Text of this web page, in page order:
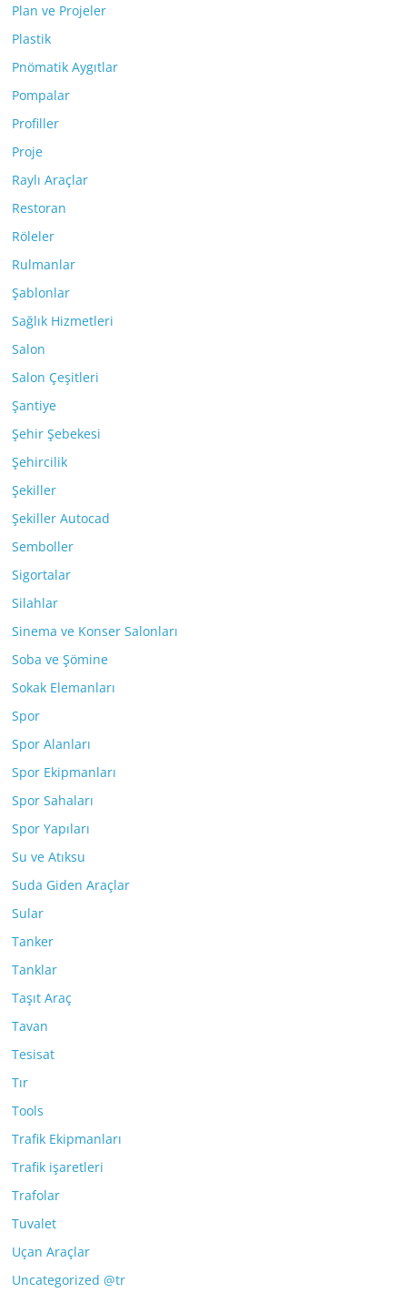
Plan ve Projeler
Plastik
Pnömatik Aygıtlar
Pompalar
Profiller
Proje
Raylı Araçlar
Restoran
Röleler
Rulmanlar
Şablonlar
Sağlık Hizmetleri
Salon
Salon Çeşitleri
Şantiye
Şehir Şebekesi
Şehircilik
Şekiller
Şekiller Autocad
Semboller
Sigortalar
Silahlar
Sinema ve Konser Salonları
Soba ve Şömine
Sokak Elemanları
Spor
Spor Alanları
Spor Ekipmanları
Spor Sahaları
Spor Yapıları
Su ve Atıksu
Suda Giden Araçlar
Sular
Tanker
Tanklar
Taşıt Araç
Tavan
Tesisat
Tır
Tools
Trafik Ekipmanları
Trafik işaretleri
Trafolar
Tuvalet
Uçan Araçlar
Uncategorized @tr